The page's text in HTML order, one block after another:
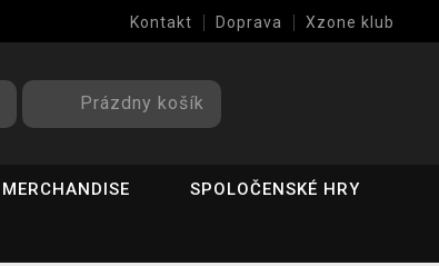
Kontakt Doprava Xzone klub
Prázdny košík
MERCHANDISE SPOLOČENSKÉ HRY